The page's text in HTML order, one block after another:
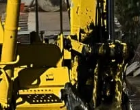
harga sewa excavator pc 200 per
harga sewa excavator pc 300 per
harga sewa excavator pc 400 per
harga sewa excavator per jam
Sewa Excavator
Sewa